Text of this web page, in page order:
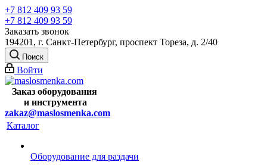
+7 812 409 93 59
+7 812 409 93 59
Заказать звонок
194201, г. Санкт-Петербург, проспект Тореза, д. 2/40
Поиск
Войти
Заказ оборудования
и инструмента
zakaz@maslosmenka.com
Каталог
Оборудование для раздачи